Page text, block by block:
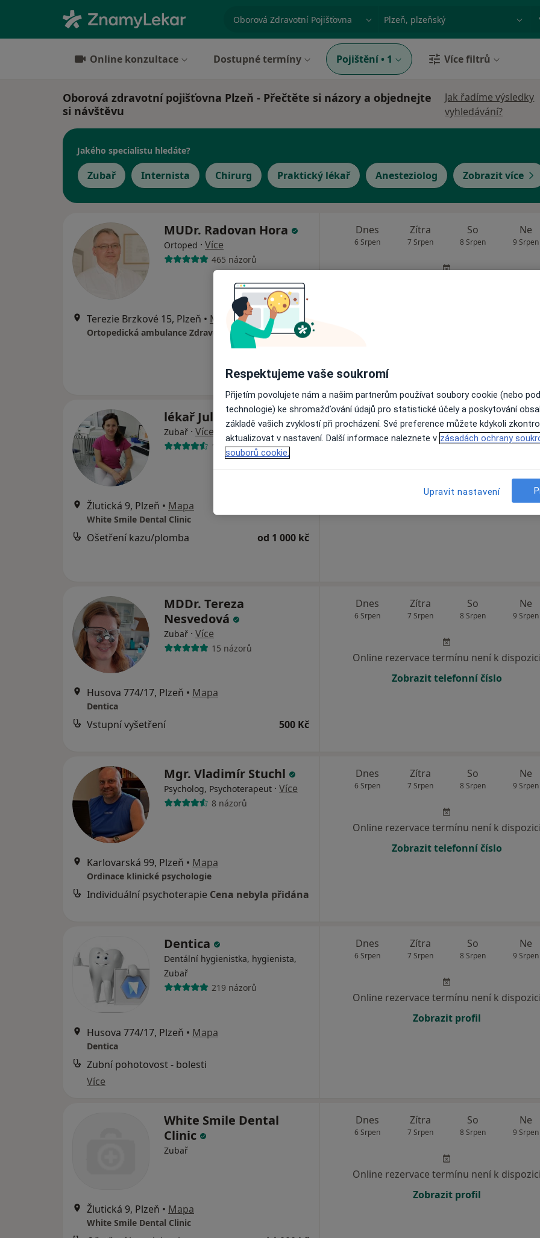
specializace, nemoc nebo příjmení Město nebo region
Online konzultace Dostupné termíny Pojištění • 1 Více filtrů
Oborová zdravotní pojišťovna Plzeň - Přečtěte si názory a objednejte
si návštěvu
Jak řadíme výsledky
vyhledávání?
Jakého specialistu hledáte?
Zubař Internista Chirurg Praktický lékař Anesteziolog Zobrazit více
MUDr. Radovan Hora
Ortoped · Více
465 názorů
Terezie Brzkové 15, Plzeň • Mapa
Ortopedická ambulance Zdravcentrum Skvrňany
Dnes
6 Srpen
Zítra
7 Srpen
So
8 Srpen
Ne
9 Srpen
lékař Julie Klírová
Zubař · Více
129 názorů
Žlutická 9, Plzeň • Mapa
White Smile Dental Clinic
Ošetření kazu/plomba od 1 000 kč
Dnes
6 Srpen
Zítra
7 Srpen
So
8 Srpen
Ne
9 Srpen
Rezervovat termín
MDDr. Tereza
Nesvedová
Zubař · Více
15 názorů
Husova 774/17, Plzeň • Mapa
Dentica
Vstupní vyšetření 500 Kč
Dnes
6 Srpen
Zítra
7 Srpen
So
8 Srpen
Ne
9 Srpen
Online rezervace termínu není k dispozici
Zobrazit telefonní číslo
Mgr. Vladimír Stuchl
Psycholog, Psychoterapeut · Více
8 názorů
Karlovarská 99, Plzeň • Mapa
Ordinace klinické psychologie
Individuální psychoterapie Cena nebyla přidána
Dnes
6 Srpen
Zítra
7 Srpen
So
8 Srpen
Ne
9 Srpen
Online rezervace termínu není k dispozici
Zobrazit telefonní číslo
Dentica
Dentální hygienistka, hygienista,
Zubař
219 názorů
Husova 774/17, Plzeň • Mapa
Dentica
Zubní pohotovost - bolesti
Více
Dnes
6 Srpen
Zítra
7 Srpen
So
8 Srpen
Ne
9 Srpen
Online rezervace termínu není k dispozici
Zobrazit profil
White Smile Dental
Clinic
Zubař
Žlutická 9, Plzeň • Mapa
White Smile Dental Clinic
Dnes
6 Srpen
Zítra
7 Srpen
So
8 Srpen
Ne
9 Srpen
Online rezervace termínu není k dispozici
Zobrazit profil
Respektujeme vaše soukromí
Přijetím povolujete nám a našim partnerům používat soubory cookie (nebo
technologie) ke shromažďování údajů pro statistické účely a poskytování
základě vašich zvyklostí při procházení. Své preference můžete kdykoli
aktualizovat v nastavení. Další informace naleznete v zásadách ochrany
souborů cookie.
Upravit nastavení